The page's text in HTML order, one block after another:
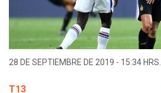
28 DE SEPTIEMBRE DE 2019 - 15:34 HRS.
T13